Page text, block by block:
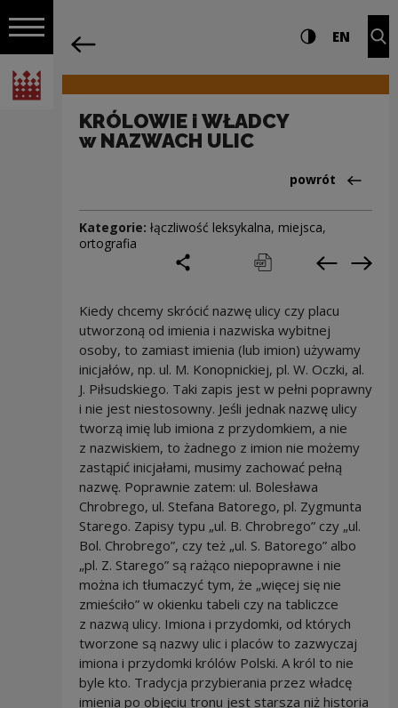
Włącz nawigację
Narodowe Centrum Kultury
Nawigacja Ustawienia i Wysoki
EN
KRÓLOWIE i WŁADCY
w NAZWACH ULIC
Powrót
powrót
Kategorie: łączliwość leksykalna, miejsca,
ortografia
podziel się
drukuj pobierz
Kiedy chcemy skrócić nazwę ulicy czy placu
utworzoną od imienia i nazwiska wybitnej
osoby, to zamiast imienia (lub imion) używamy
inicjałów, np. ul. M. Konopnickiej, pl. W. Oczki, al.
J. Piłsudskiego. Taki zapis jest w pełni poprawny
i nie jest niestosowny. Jeśli jednak nazwę ulicy
tworzą imię lub imiona z przydomkiem, a nie
z nazwiskiem, to żadnego z imion nie możemy
zastąpić inicjałami, musimy zachować pełną
nazwę. Poprawnie zatem: ul. Bolesława
Chrobrego, ul. Stefana Batorego, pl. Zygmunta
Starego. Zapisy typu „ul. B. Chrobrego” czy „ul.
Bol. Chrobrego”, czy też „ul. S. Batorego” albo
„pl. Z. Starego” są rażąco niepoprawne i nie
można ich tłumaczyć tym, że „więcej się nie
zmieściło” w okienku tabeli czy na tabliczce
z nazwą ulicy. Imiona i przydomki, od których
tworzone są nazwy ulic i placów to zazwyczaj
imiona i przydomki królów Polski. A król to nie
byle kto. Tradycja przybierania przez władcę
imienia po objęciu tronu jest starsza niż historia